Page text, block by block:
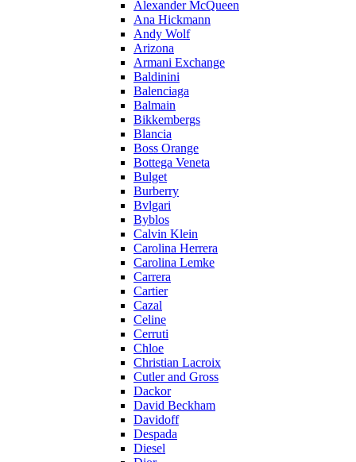
Alexander McQueen
Ana Hickmann
Andy Wolf
Arizona
Armani Exchange
Baldinini
Balenciaga
Balmain
Bikkembergs
Blancia
Boss Orange
Bottega Veneta
Bulget
Burberry
Bvlgari
Byblos
Calvin Klein
Carolina Herrera
Carolina Lemke
Carrera
Cartier
Cazal
Celine
Cerruti
Chloe
Christian Lacroix
Cutler and Gross
Dackor
David Beckham
Davidoff
Despada
Diesel